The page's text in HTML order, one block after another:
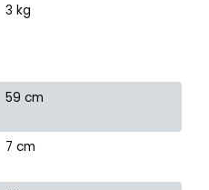
3 kg
59 cm
7 cm